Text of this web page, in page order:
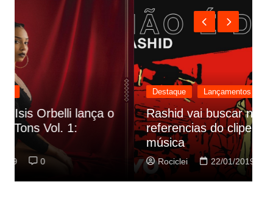
Destaque Lançamentos
Rashid vai buscar nos HQs as
referencias do clipe de sua nova
música
Rociclei 22/01/2019 0